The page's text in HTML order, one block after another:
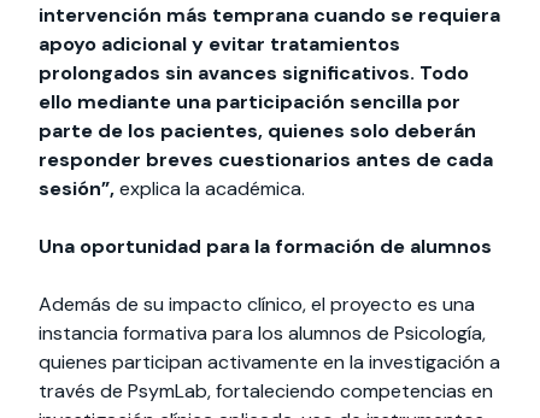
intervención más temprana cuando se requiera
apoyo adicional y evitar tratamientos
prolongados sin avances significativos. Todo
ello mediante una participación sencilla por
parte de los pacientes, quienes solo deberán
responder breves cuestionarios antes de cada
sesión”,explica la académica.
Una oportunidad para la formación de alumnos
Además de su impacto clínico, el proyecto es una
instancia formativa para los alumnos de Psicología,
quienes participan activamente en la investigación a
través de PsymLab, fortaleciendo competencias en